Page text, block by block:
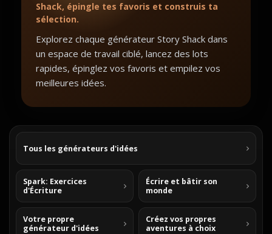
Shack, épingle tes favoris et construis ta
sélection.
Explorez chaque générateur Story Shack dans
un espace de travail ciblé, lancez des lots
rapides, épinglez vos favoris et empilez vos
meilleures idées.
Tous les générateurs d'idées
Spark: Exercices
d'Écriture
Écrire et bâtir son
monde
Votre propre
générateur d'idées
Créez vos propres
aventures à choix